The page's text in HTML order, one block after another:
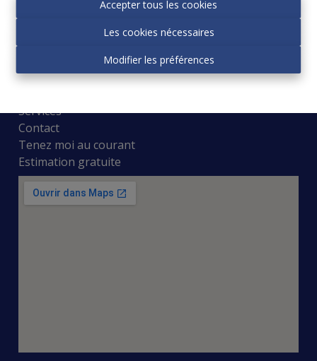
Accepter tous les cookies
Les cookies nécessaires
Modifier les préférences
À vendre
Services
Contact
Tenez moi au courant
Estimation gratuite